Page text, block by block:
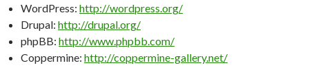
WordPress: http://wordpress.org/
Drupal: http://drupal.org/
phpBB: http://www.phpbb.com/
Coppermine: http://coppermine-gallery.net/